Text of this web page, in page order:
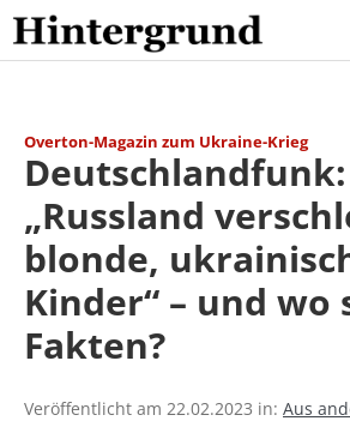
Skip
to
content
Overton-Magazin zum Ukraine-Krieg
Deutschlandfunk:
„Russland
blonde,
Kinder“ – und wo
Fakten?
Veröffentlicht am 22.02.2023 in: Aus